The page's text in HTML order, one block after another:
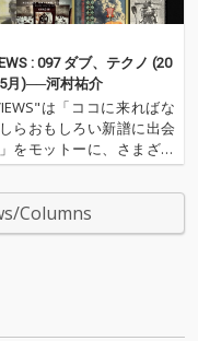
: 097 ダブ、テクノ (20
月)──河村祐介
は「ココに来ればな
らおもしろい新譜に出会
をモットーに、さまざま
手がここ数ヶ月の新譜か
センシャルな9枚を選び
ーするコーナー。今回の
、OTOTOY編集長でもあ
Columns